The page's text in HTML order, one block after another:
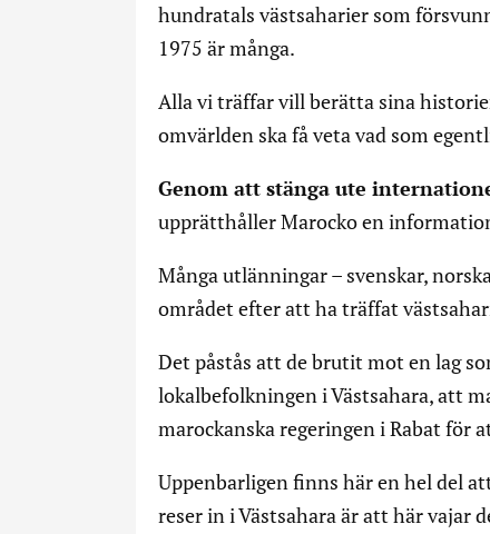
hundratals västsaharier som
1975 är många.
Alla vi träffar vill berätta sina
omvärlden ska få veta vad som
Genom att stänga ute
upprätthåller Marocko en
Många utlänningar – svenskar,
området efter att ha träffat
Det påstås att de brutit mot en lag
lokalbefolkningen i Västsahara, att
marockanska regeringen i Rabat för
Uppenbarligen finns här en hel del
reser in i Västsahara är att här vajar